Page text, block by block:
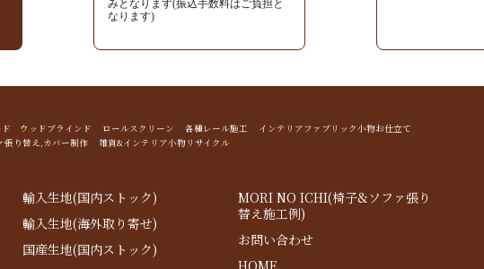
みとなります(振込手数料はご負担と
なります)
ド ウッドブラインド ロールスクリーン 各種レール施工 インテリアファブリック小物お仕立て
り替え,カバー制作 雑貨&インテリア小物リサイクル
輸入生地(国内ストック)
輸入生地(海外取り寄せ)
国産生地(国内ストック)
MORI NO ICHI(椅子&ソファ張り
替え施工例)
お問い合わせ
HOME